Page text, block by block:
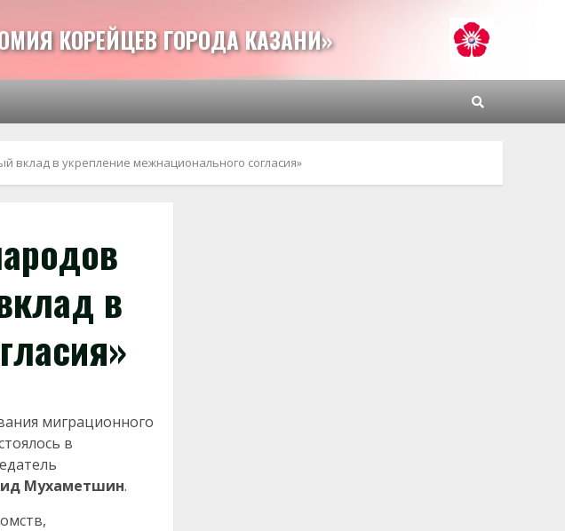
КОРЕЙЦЕВ ГОРОДА КАЗАНИ»
вклад в укрепление межнационального согласия»
в
миграционного
в
Мухаметшин.